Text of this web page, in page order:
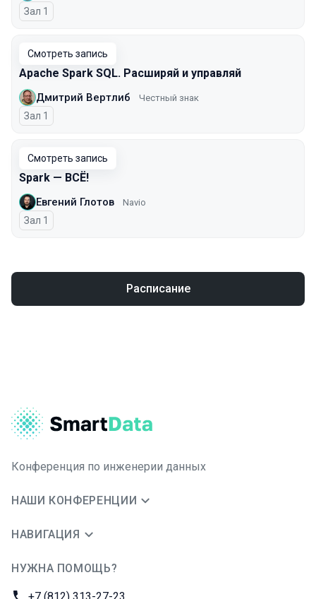
Зал 1
Смотреть запись
Apache Spark SQL. Расширяй и управляй
Дмитрий Вертлиб Честный знак
Зал 1
Смотреть запись
Spark — ВСЁ!
Евгений Глотов Navio
Зал 1
Расписание
Конференция по инженерии данных
НАШИ КОНФЕРЕНЦИИ
НАВИГАЦИЯ
НУЖНА ПОМОЩЬ?